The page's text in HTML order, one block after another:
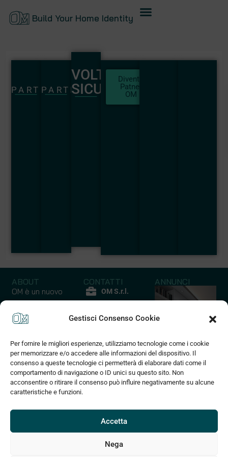
Gestisci Consenso Cookie
Per fornire le migliori esperienze, utilizziamo tecnologie come i cookie
per memorizzare e/o accedere alle informazioni del dispositivo. Il
consenso a queste tecnologie ci permetterà di elaborare dati come il
comportamento di navigazione o ID unici su questo sito. Non
acconsentire o ritirare il consenso può influire negativamente su alcune
caratteristiche e funzioni.
Accetta
Nega
Build Your Home Identity
PARTNERPARTNER
VOLTURA
SICURA
Diventa
Patner
OM
ABOUT
OM è un nuovo
modo di
comprare casa
un’ esperienza
emozionale ed
esclusiva che
coniuga praticità
a risparmio di
tempo e denaro
grazie alla
tecnologia
permette di
CONTATTI
OM S.r.l.
12852210017
45 C
10135 Torino
(+39) 375
830 2589
www.om3d.it
ANNUNCI
Capannoni
10 Annunci
Case -
127 Annunci